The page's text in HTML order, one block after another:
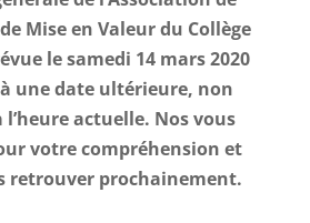
Mise en Valeur du Collège
le samedi 14 mars 2020
une date ultérieure, non
actuelle. Nos vous
votre compréhension et
retrouver prochainement.